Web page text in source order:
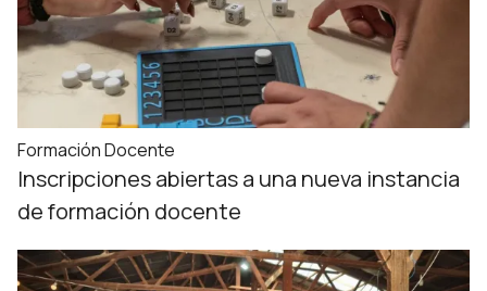
Formación Docente
Inscripciones abiertas a una nueva instancia
de formación docente